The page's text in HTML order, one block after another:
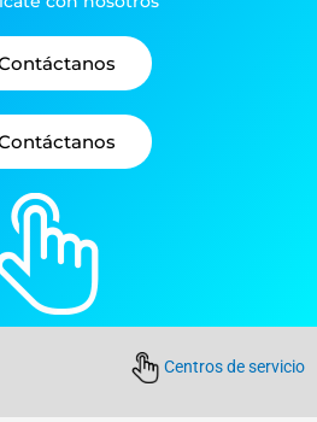
Centros de servicio